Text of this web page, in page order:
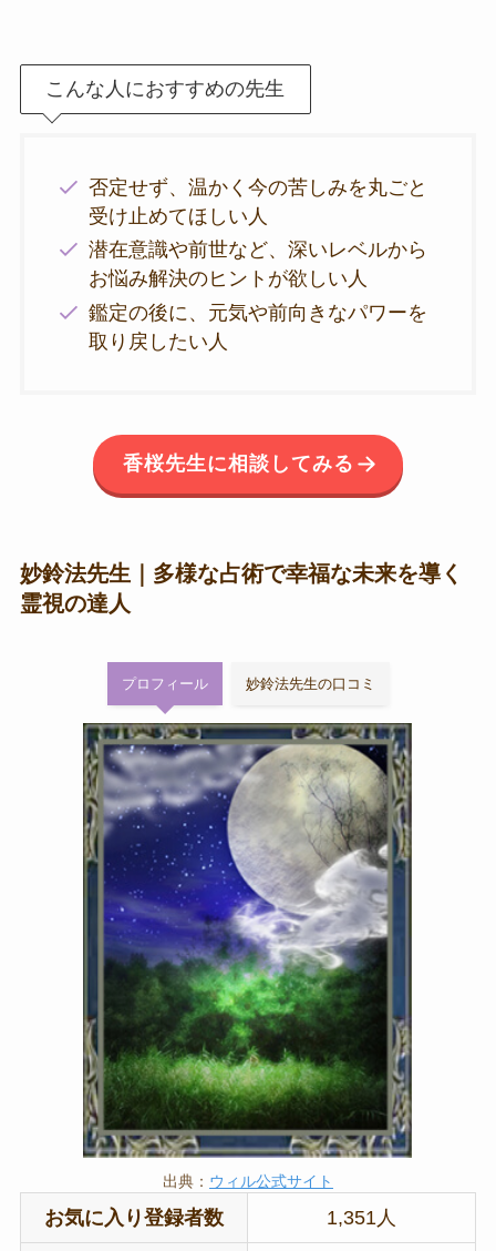
こんな人におすすめの先生
否定せず、温かく今の苦しみを丸ごと
受け止めてほしい人
潜在意識や前世など、深いレベルから
お悩み解決のヒントが欲しい人
鑑定の後に、元気や前向きなパワーを
取り戻したい人
香桜先生に相談してみる
妙鈴法先生｜多様な占術で幸福な未来を導く
霊視の達人
プロフィール 妙鈴法先生の口コミ
出典： ウィル公式サイト
お気に入り登録者数 1,351人